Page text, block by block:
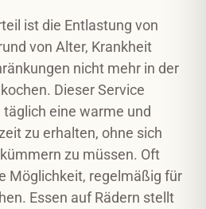
ist die Entlastung von
von Alter, Krankheit
nicht mehr in der
Dieser Service
eine warme und
zu erhalten, ohne sich
zu müssen. Oft
Möglichkeit, regelmäßig für
Essen auf Rädern stellt